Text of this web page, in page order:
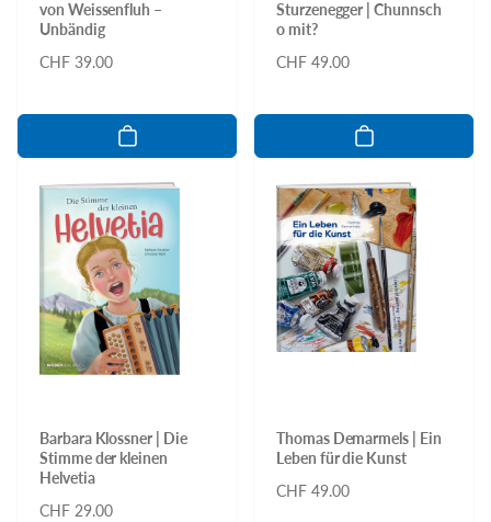
von Weissenfluh –
Unbändig
Normaler
CHF 39.00
Sturzenegger | Chunnsch
o mit?
Normaler
CHF 49.00
Barbara Klossner | Die
Stimme der kleinen
Helvetia
Normaler
CHF 29.00
Thomas Demarmels | Ein
Leben für die Kunst
Normaler
CHF 49.00